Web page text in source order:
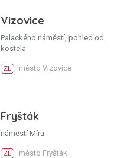
Vizovice
Palackého náměstí, pohled od
kostela
ZL město Vizovice
Fryšták
náměstí Míru
ZL město Fryšták